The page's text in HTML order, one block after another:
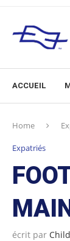
ACCUEIL
Home
Expatriés
écrit par